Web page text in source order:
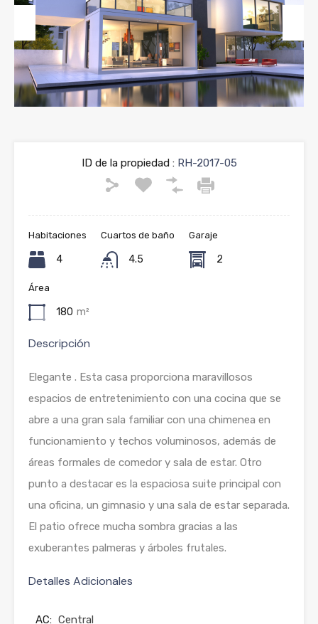
Previous Next
ID de la propiedad :RH-2017-05
Habitaciones
4
Cuartos de baño
4.5
Garaje
2
Área
180 m²
Descripción
Elegante . Esta casa proporciona maravillosos
espacios de entretenimiento con una cocina que se
abre a una gran sala familiar con una chimenea en
funcionamiento y techos voluminosos, además de
áreas formales de comedor y sala de estar. Otro
punto a destacar es la espaciosa suite principal con
una oficina, un gimnasio y una sala de estar separada.
El patio ofrece mucha sombra gracias a las
exuberantes palmeras y árboles frutales.
Detalles Adicionales
AC: Central